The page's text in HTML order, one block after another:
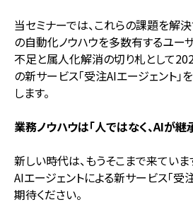
当セミナーでは、これらの課題を解
の自動化ノウハウを多数有するユー
不足と属人化解消の切り札として
の新サービス「受注AIエージェント」
します。
業務ノウハウは「人ではなく、AIが継
新しい時代は、もうそこまで来ていま
AIエージェントによる新サービス「受
期待ください。